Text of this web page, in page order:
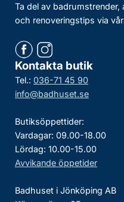
Ta del av badrumstrender,
och renoveringstips via
Kontakta butik
Tel.: 036-71 45 90
info@badhuset.se
Butiksöppettider:
Vardagar: 09.00-18.00
Lördag: 10.00-15.00
Avvikande öppetider
Badhuset i Jönköping AB